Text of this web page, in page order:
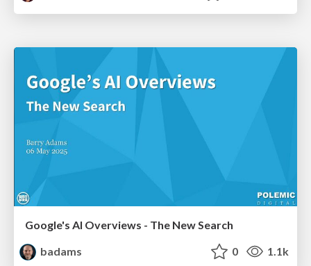
Google's AI Overviews - The New Search
badams
0 1.1k